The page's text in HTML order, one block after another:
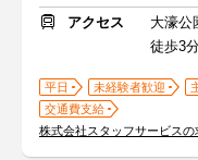
アクセス
大濠公
徒歩3
平日 未経験者歓迎
交通費支給
株式会社スタッフサービスの